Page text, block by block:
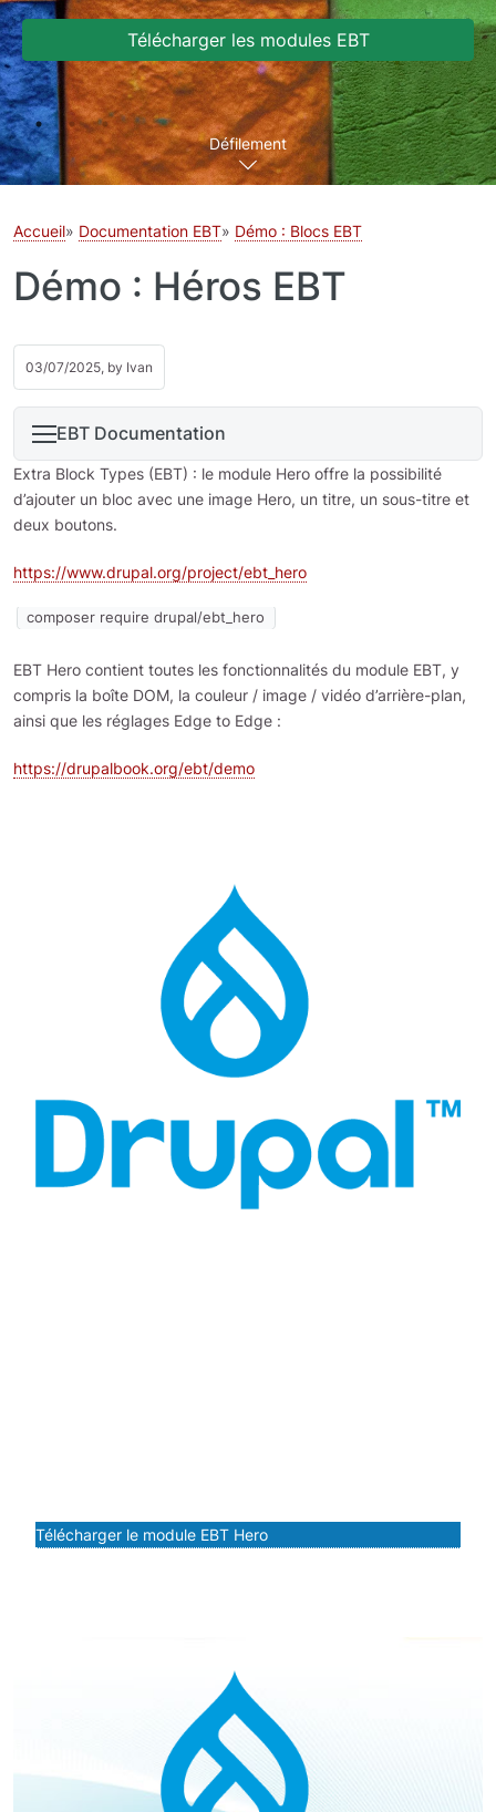
Télécharger les modules EBT
Défilement
Accueil Documentation EBT Démo : Blocs EBT
Démo : Héros EBT
03/07/2025, by Ivan
EBT Documentation
Extra Block Types (EBT) : le module Hero offre la possibilité
d’ajouter un bloc avec une image Hero, un titre, un sous-titre et
deux boutons.
https://www.drupal.org/project/ebt_hero
composer require drupal/ebt_hero
EBT Hero contient toutes les fonctionnalités du module EBT, y
compris la boîte DOM, la couleur / image / vidéo d’arrière-plan,
ainsi que les réglages Edge to Edge :
https://drupalbook.org/ebt/demo
Télécharger le module EBT Hero